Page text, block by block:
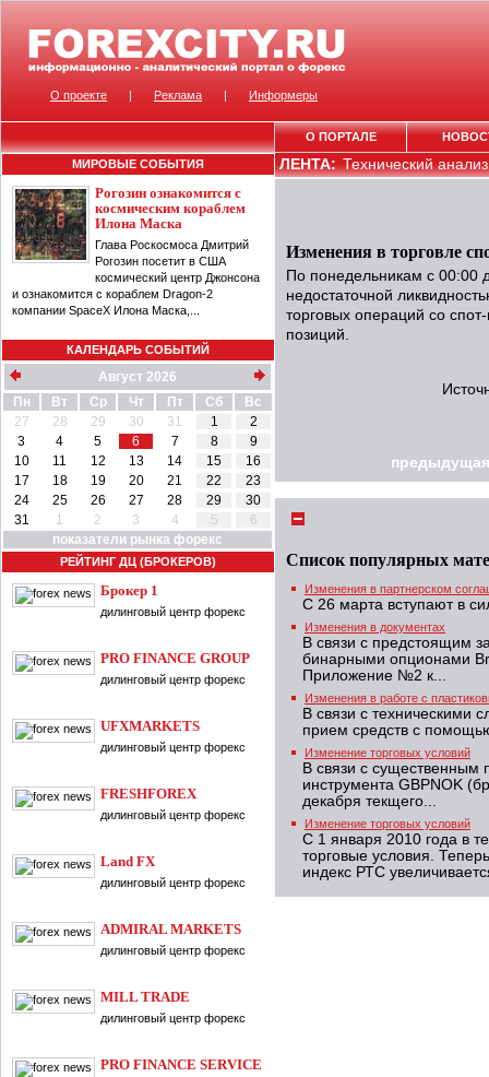
МИРОВЫЕ СОБЫТИЯ
Рогозин ознакомится с
космическим кораблем
Илона Маска
Глава Роскосмоса Дмитрий
Рогозин посетит в США
космический центр Джонсона
и ознакомится с кораблем Dragon-2
компании SpaceX Илона Маска,...
КАЛЕНДАРЬ СОБЫТИЙ
Август 2026
Пн
Вт Ср Чт Пт Сб
Вс
27
28 29 30 31 1
2
3
4 5 6 7 8
9
10
11 12 13 14 15
16
17
18 19 20 21 22
23
24
25 26 27 28 29
30
31
1 2 3 4 5
6
показатели рынка форекс
РЕЙТИНГ ДЦ (БРОКЕРОВ)
Брокер 1
дилинговый центр форекс
PRO FINANCE GROUP
дилинговый центр форекс
UFXMARKETS
дилинговый центр форекс
FRESHFOREX
дилинговый центр форекс
Land FX
дилинговый центр форекс
ADMIRAL MARKETS
дилинговый центр форекс
MILL TRADE
дилинговый центр форекс
PRO FINANCE SERVICE
ЛЕНТА:Технический
Изменения в торговле
По понедельникам с 00:00
недостаточной
торговых операций со
позиций.
предыдущая
Список популярных
Изменения в партнерском
С 26 марта вступают в
Изменения в документах
В связи с предстоящим
бинарными опционами
Приложение №2 к...
Изменения в работе с
В связи с техническими
прием средств с
Изменение торговых условий
В связи с существенным
инструмента GBPNOK
декабря текщего...
Изменение торговых условий
С 1 января 2010 года в
торговые условия.
индекс РТС
О проекте | Реклама | Информеры
О ПОРТАЛЕ